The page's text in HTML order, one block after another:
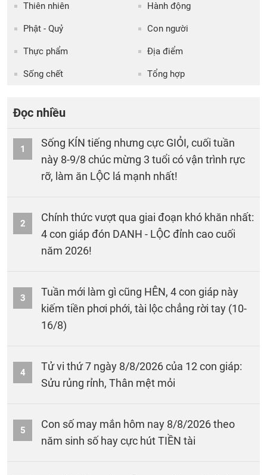
Thiên nhiên Hành động
Phật - Quỷ Con người
Thực phẩm Địa điểm
Sống chết Tổng hợp
Đọc nhiều
1
Sống KÍN tiếng nhưng cực GIỎI, cuối tuần
này 8-9/8 chúc mừng 3 tuổi có vận trình rực
rỡ, làm ăn LỘC lá mạnh nhất!
2
Chính thức vượt qua giai đoạn khó khăn nhất:
4 con giáp đón DANH - LỘC đỉnh cao cuối
năm 2026!
3
Tuần mới làm gì cũng HÊN, 4 con giáp này
kiếm tiền phơi phới, tài lộc chẳng rời tay (10-
16/8)
4
Tử vi thứ 7 ngày 8/8/2026 của 12 con giáp:
Sửu rủng rỉnh, Thân mệt mỏi
5
Con số may mắn hôm nay 8/8/2026 theo
năm sinh số hay cực hút TIỀN tài